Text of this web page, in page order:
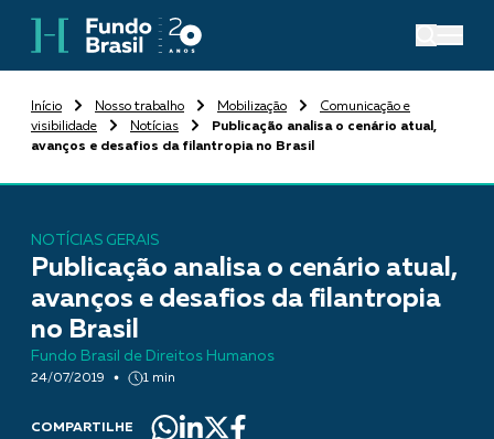
Início Nosso trabalho Mobilização
Comunicação e
visibilidade
Notícias
Publicação analisa o cenário atual,
avanços e desafios da filantropia no Brasil
NOTÍCIAS GERAIS
Publicação analisa o cenário atual,
avanços e desafios da filantropia
no Brasil
Fundo Brasil de Direitos Humanos
24/07/2019 1 min
COMPARTILHE